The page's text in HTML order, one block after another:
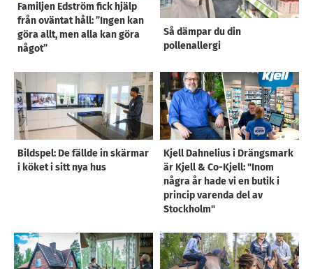
Familjen Edström fick hjälp
från oväntat håll: ”Ingen kan
göra allt, men alla kan göra
något”
Så dämpar du din
pollenallergi
Bildspel: De fällde in skärmar
i köket i sitt nya hus
Kjell Dahnelius i Drängsmark
är Kjell & Co-Kjell: "Inom
några år hade vi en butik i
princip varenda del av
Stockholm"